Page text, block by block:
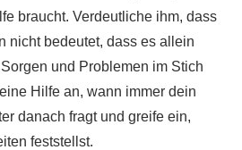
braucht. Verdeutliche ihm, dass
nicht bedeutet, dass es allein
und Problemen im Stich
Hilfe an, wann immer dein
danach fragt und greife ein,
feststellst.